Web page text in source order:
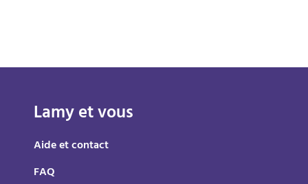
Lamy et vous
Aide et contact
FAQ